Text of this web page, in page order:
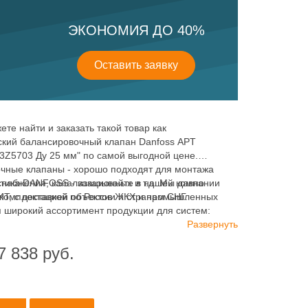
ЭКОНОМИЯ ДО 40%
Оставить заявку
найти и заказать такой товар как
балансировочный клапан Danfoss APT
Ду 25 мм" по самой выгодной цене.
клапаны - хорошо подходят для монтажа
канализационных и т.д. Мы давно
объектов ЖКХ и промышленных
ассортимент продукции для систем:
канализации и пожаротушения.
DANFOSS - заказывайте в нашей компании
доставкой по России и странам СНГ.
Развернуть
838руб.